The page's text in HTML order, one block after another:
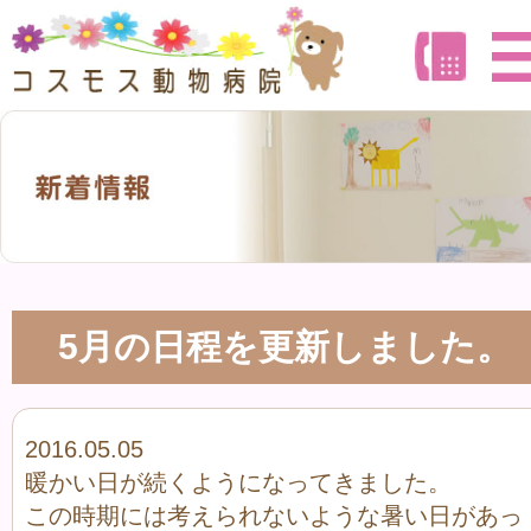
5月の日程を更新しました。
2016.05.05
暖かい日が続くようになってきました。
この時期には考えられないような暑い日があっ